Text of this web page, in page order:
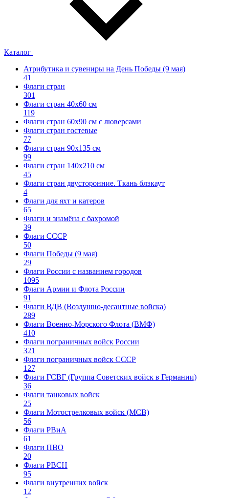
Каталог
Атрибутика и сувениры на День Победы (9 мая)
41
Флаги стран
301
Флаги стран 40х60 см
119
Флаги стран 60x90 см с люверсами
Флаги стран гостевые
77
Флаги стран 90х135 см
99
Флаги стран 140х210 см
45
Флаги стран двусторонние. Ткань блэкаут
4
Флаги для яхт и катеров
65
Флаги и знамёна с бахромой
39
Флаги СССР
50
Флаги Победы (9 мая)
29
Флаги России с названием городов
1095
Флаги Армии и Флота России
91
Флаги ВДВ (Воздушно-десантные войска)
289
Флаги Военно-Морского Флота (ВМФ)
410
Флаги пограничных войск России
321
Флаги пограничных войск СССР
127
Флаги ГСВГ (Группа Советских войск в Германии)
36
Флаги танковых войск
25
Флаги Мотострелковых войск (МСВ)
56
Флаги РВиА
61
Флаги ПВО
20
Флаги РВСН
95
Флаги внутренних войск
12